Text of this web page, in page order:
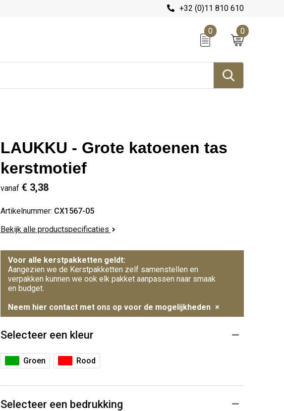
+32 (0)11 810 610
0 0
LAUKKU - Grote katoenen tas
kerstmotief
vanaf € 3,38
Artikelnummer: CX1567-05
Bekijk alle productspecificaties
Voor alle kerstpakketten geldt:
Aangezien we de Kerstpakketten zelf samenstellen en
verpakken kunnen we ook elk pakket aanpassen naar smaak
en budget.
Neem hier contact met ons op voor de mogelijkheden ×
Selecteer een kleur
Groen Rood
Selecteer een bedrukking